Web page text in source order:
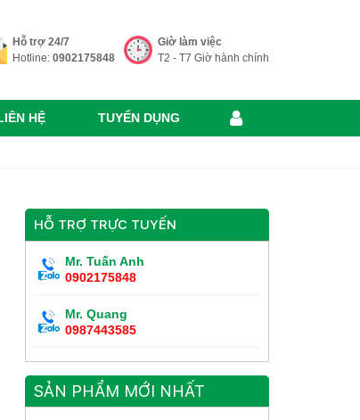
Hỗ trợ 24/7
Hotline: 0902175848
Giờ làm việc
T2 - T7 Giờ hành chính
HỆ TUYỂN DỤNG
HỖ TRỢ TRỰC TUYẾN
Mr. Tuấn Anh
0902175848
Mr. Quang
0987443585
SẢN PHẨM MỚI NHẤT